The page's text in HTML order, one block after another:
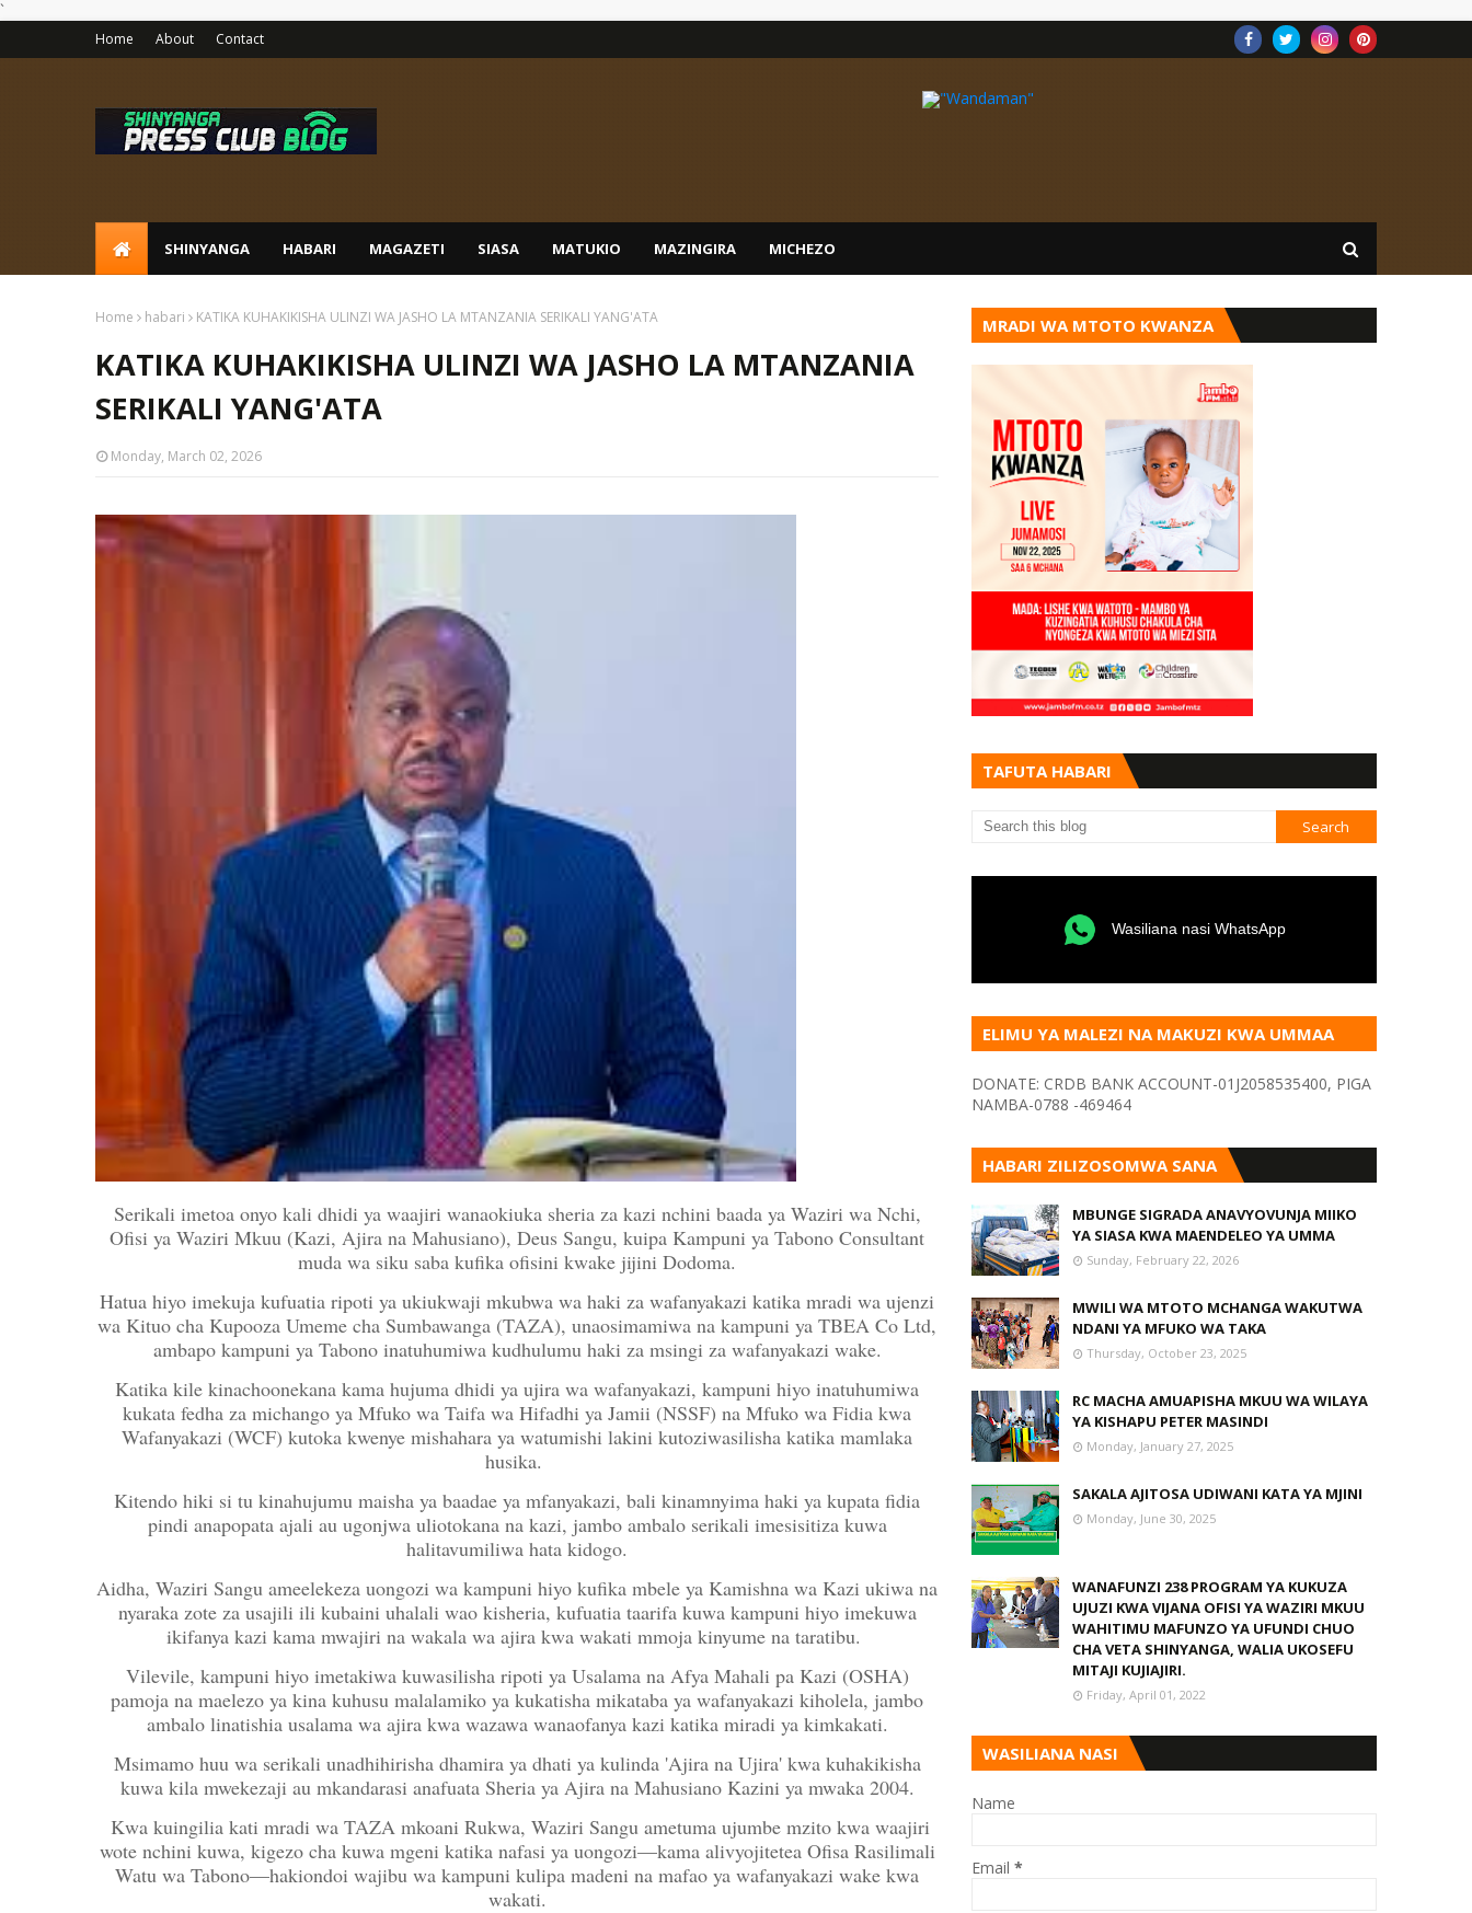
`
Home About Contact
SHINYANGA HABARI MAGAZETI SIASA MATUKIO MAZINGIRA MICHEZO
Home habari KATIKA KUHAKIKISHA ULINZI WA JASHO LA MTANZANIA SERIKALI YANG'ATA
KATIKA KUHAKIKISHA ULINZI WA JASHO LA MTANZANIA
SERIKALI YANG'ATA
Monday, March 02, 2026
Serikali imetoa onyo kali dhidi ya waajiri wanaokiuka sheria za kazi nchini baada ya Waziri wa Nchi,
Ofisi ya Waziri Mkuu (Kazi, Ajira na Mahusiano), Deus Sangu, kuipa Kampuni ya Tabono Consultant
muda wa siku saba kufika ofisini kwake jijini Dodoma.
Hatua hiyo imekuja kufuatia ripoti ya ukiukwaji mkubwa wa haki za wafanyakazi katika mradi wa ujenzi
wa Kituo cha Kupooza Umeme cha Sumbawanga (TAZA), unaosimamiwa na kampuni ya TBEA Co Ltd,
ambapo kampuni ya Tabono inatuhumiwa kudhulumu haki za msingi za wafanyakazi wake.
Katika kile kinachoonekana kama hujuma dhidi ya ujira wa wafanyakazi, kampuni hiyo inatuhumiwa
kukata fedha za michango ya Mfuko wa Taifa wa Hifadhi ya Jamii (NSSF) na Mfuko wa Fidia kwa
Wafanyakazi (WCF) kutoka kwenye mishahara ya watumishi lakini kutoziwasilisha katika mamlaka
husika.
Kitendo hiki si tu kinahujumu maisha ya baadae ya mfanyakazi, bali kinamnyima haki ya kupata fidia
pindi anapopata ajali au ugonjwa uliotokana na kazi, jambo ambalo serikali imesisitiza kuwa
halitavumiliwa hata kidogo.
Aidha, Waziri Sangu ameelekeza uongozi wa kampuni hiyo kufika mbele ya Kamishna wa Kazi ukiwa na
nyaraka zote za usajili ili kubaini uhalali wao kisheria, kufuatia taarifa kuwa kampuni hiyo imekuwa
ikifanya kazi kama mwajiri na wakala wa ajira kwa wakati mmoja kinyume na taratibu.
Vilevile, kampuni hiyo imetakiwa kuwasilisha ripoti ya Usalama na Afya Mahali pa Kazi (OSHA)
pamoja na maelezo ya kina kuhusu malalamiko ya kukatisha mikataba ya wafanyakazi kiholela, jambo
ambalo linatishia usalama wa ajira kwa wazawa wanaofanya kazi katika miradi ya kimkakati.
Msimamo huu wa serikali unadhihirisha dhamira ya dhati ya kulinda 'Ajira na Ujira' kwa kuhakikisha
kuwa kila mwekezaji au mkandarasi anafuata Sheria ya Ajira na Mahusiano Kazini ya mwaka 2004.
Kwa kuingilia kati mradi wa TAZA mkoani Rukwa, Waziri Sangu ametuma ujumbe mzito kwa waajiri
wote nchini kuwa, kigezo cha kuwa mgeni katika nafasi ya uongozi—kama alivyojitetea Ofisa Rasilimali
Watu wa Tabono—hakiondoi wajibu wa kampuni kulipa madeni na mafao ya wafanyakazi wake kwa
wakati.
MRADI WA MTOTO KWANZA
TAFUTA HABARI
Wasiliana nasi WhatsApp
ELIMU YA MALEZI NA MAKUZI KWA UMMAA
DONATE: CRDB BANK ACCOUNT-01J2058535400, PIGA
NAMBA-0788 -469464
HABARI ZILIZOSOMWA SANA
MBUNGE SIGRADA ANAVYOVUNJA MIIKO
YA SIASA KWA MAENDELEO YA UMMA
Sunday, February 22, 2026
MWILI WA MTOTO MCHANGA WAKUTWA
NDANI YA MFUKO WA TAKA
Thursday, October 23, 2025
RC MACHA AMUAPISHA MKUU WA WILAYA
YA KISHAPU PETER MASINDI
Monday, January 27, 2025
SAKALA AJITOSA UDIWANI KATA YA MJINI
Monday, June 30, 2025
WANAFUNZI 238 PROGRAM YA KUKUZA
UJUZI KWA VIJANA OFISI YA WAZIRI MKUU
WAHITIMU MAFUNZO YA UFUNDI CHUO
CHA VETA SHINYANGA, WALIA UKOSEFU
MITAJI KUJIAJIRI.
Friday, April 01, 2022
WASILIANA NASI
Name
Email *